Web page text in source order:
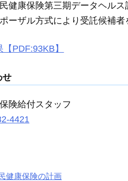
ail ss
e
n
g
e
健康保険第三期データヘル
ーザル方式により受託候補者
PDF:93KB】
せ
険給付スタッフ
4421
健康保険の計画